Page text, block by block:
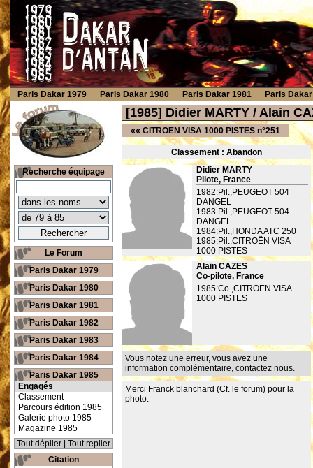
[1985] Didier MARTY / Alain
«« CITROËN VISA 1000 PISTES n°251
Classement : Abandon
Didier MARTY
Pilote, France
1982:Pil.,PEUGEOT 504
DANGEL
1983:Pil.,PEUGEOT 504
DANGEL
1984:Pil.,HONDA ATC 250
1985:Pil.,CITROËN VISA
1000 PISTES
Alain CAZES
Co-pilote, France
1985:Co.,CITROËN VISA
1000 PISTES
Vous notez une erreur, vous avez une
information complémentaire, contactez nous.
Merci Franck blanchard (Cf. le forum) pour la
photo.
Recherche équipage
Le Forum
Paris Dakar 1979
Paris Dakar 1980
Paris Dakar 1981
Paris Dakar 1982
Paris Dakar 1983
Paris Dakar 1984
Paris Dakar 1985
Engagés
Classement
Parcours édition 1985
Galerie photo 1985
Magazine 1985
Tout déplier
Tout replier
Citation
Paris Dakar 1979 Paris Dakar 1980 Paris Dakar 1981 Paris